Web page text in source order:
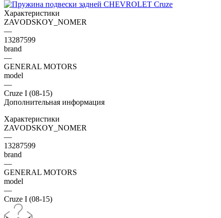
Характеристики
ZAVODSKOY_NOMER
—
13287599
brand
—
GENERAL MOTORS
model
—
Cruze I (08-15)
Дополнительная информация
Характеристики
ZAVODSKOY_NOMER
—
13287599
brand
—
GENERAL MOTORS
model
—
Cruze I (08-15)